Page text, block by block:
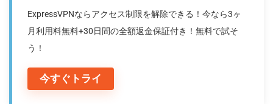
今すぐトライ
ExpressVPNならアクセス制限を解除できる！今なら3ヶ
月利用料無料+30日間の全額返金保証付き！無料で試そ
う！